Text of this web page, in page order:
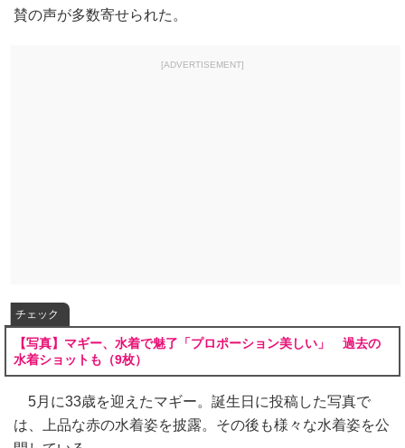
賛の声が多数寄せられた。
[ADVERTISEMENT]
チェック
【写真】マギー、水着で魅了「プロポーション美しい」 過去の
水着ショットも（9枚）
5月に33歳を迎えたマギー。誕生日に投稿した写真で
は、上品な赤の水着姿を披露。その後も様々な水着姿を公